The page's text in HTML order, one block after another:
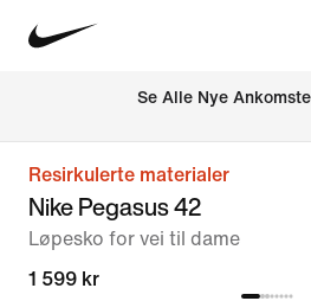
Se Alle Nye
Resirkulerte materialer
Nike Pegasus 42
Løpesko for vei til dame
1 599 kr